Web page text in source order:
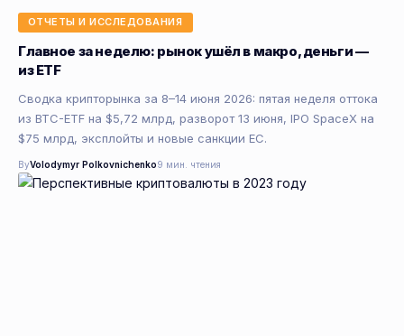
ОТЧЕТЫ И ИССЛЕДОВАНИЯ
Главное за неделю: рынок ушёл в макро, деньги —
из ETF
Сводка крипторынка за 8–14 июня 2026: пятая неделя оттока
из BTC-ETF на $5,72 млрд, разворот 13 июня, IPO SpaceX на
$75 млрд, эксплойты и новые санкции ЕС.
ByVolodymyr Polkovnichenko9 мин. чтения